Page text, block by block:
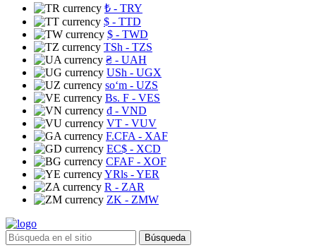
₺ - TRY
$ - TTD
$ - TWD
TSh - TZS
₴ - UAH
USh - UGX
soʻm - UZS
Bs. F - VES
₫ - VND
VT - VUV
F.CFA - XAF
EC$ - XCD
CFAF - XOF
YRls - YER
R - ZAR
ZK - ZMW
Búsqueda